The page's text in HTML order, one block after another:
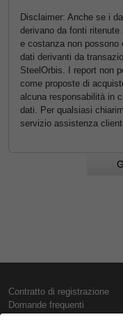
Disclaimer: Anche se i
derivano da fonti
e costanza non possono
dati derivanti da
SteelOrbis. I report non
come proposte di
alcuna responsabilità in
dati. Per qualsiasi
servizio assistenza
Contratto di registrazione
Domande frequenti